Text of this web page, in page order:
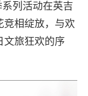
列活动在英吉
竞相绽放，与欢
文旅狂欢的序